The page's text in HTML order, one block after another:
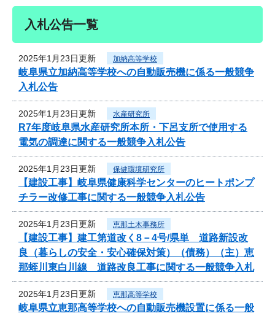
入札公告一覧
2025年1月23日更新 加納高等学校
岐阜県立加納高等学校への自動販売機に係る一般競争
入札公告
2025年1月23日更新 水産研究所
R7年度岐阜県水産研究所本所・下呂支所で使用する
電気の調達に関する一般競争入札公告
2025年1月23日更新 保健環境研究所
【建設工事】岐阜県健康科学センターのヒートポンプ
チラー改修工事に関する一般競争入札公告
2025年1月23日更新 恵那土木事務所
【建設工事】建工第道改く8－4号/県単 道路新設改
良（暮らしの安全・安心確保対策）（債務）（主）恵
那蛭川東白川線 道路改良工事に関する一般競争入札
2025年1月23日更新 恵那高等学校
岐阜県立恵那高等学校への自動販売機設置に係る一般